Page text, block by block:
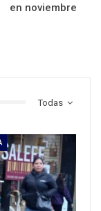
en noviembre
Todas